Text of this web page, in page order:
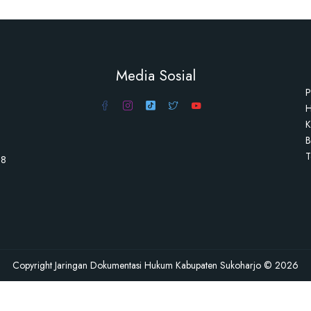
Media Sosial
Copyright Jaringan Dokumentasi Hukum Kabupaten Sukoharjo © 2026